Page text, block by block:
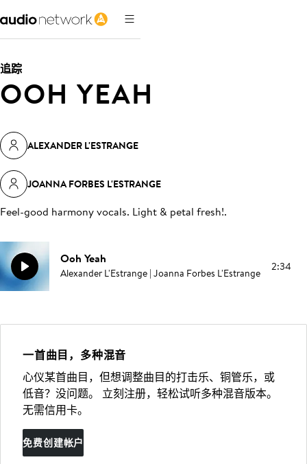
追踪
OOH YEAH
ALEXANDER L'ESTRANGE
JOANNA FORBES L'ESTRANGE
Feel-good harmony vocals. Light & petal fresh!.
Ooh Yeah
Alexander L'Estrange | Joanna Forbes L'Estrange 2:34
一首曲目，多种混音
心仪某首曲目，但想调整曲目的打击乐、铜管乐，或
低音？没问题。 立刻注册，轻松试听多种混音版本。
无需信用卡。
免费创建帐户